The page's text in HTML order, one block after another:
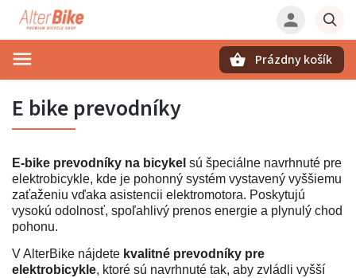
Prázdny košík
E bike prevodníky
E-bike prevodníky na bicykel sú špeciálne navrhnuté pre
elektrobicykle, kde je pohonný systém vystavený vyššiemu
zaťaženiu vďaka asistencii elektromotora. Poskytujú
vysokú odolnosť, spoľahlivý prenos energie a plynulý chod
pohonu.
V AlterBike nájdete kvalitné prevodníky pre
elektrobicykle, ktoré sú navrhnuté tak, aby zvládli vyšší